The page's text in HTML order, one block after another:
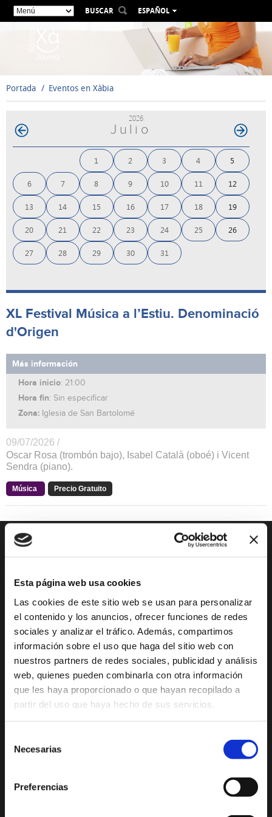
Esta página web usa cookies
Las cookies de este sitio web se usan para personalizar
el contenido y los anuncios, ofrecer funciones de redes
sociales y analizar el tráfico. Además, compartimos
información sobre el uso que haga del sitio web con
nuestros partners de redes sociales, publicidad y análisis
web, quienes pueden combinarla con otra información
que les haya proporcionado o que hayan recopilado a
partir del uso que haya hecho de sus servicios.
Necesarias
Preferencias
BUSCAR
ESPAÑOL
VALENCIÀ
ENGLISH
FRANÇAIS
Portada Eventos en Xàbia
2026
Julio
1 2 3 4 5
6 7 8 9 10 11 12
13 14 15 16 17 18 19
20 21 22 23 24 25 26
27 28 29 30 31
XL Festival Música a l’Estiu. Denominació
d'Origen
Más información
Hora inicio: 21:00
Hora fin: Sin especificar
Zona: Iglesia de San Bartolomé
09/07/2026 /
Oscar Rosa (trombón bajo), Isabel Català (oboé) i Vicent
Sendra (piano).
Música Precio Gratuito
DESCUBRE XÀBIA
Mirador Virtual
Cultura y Patrimonio
Paseo por Xàbia
Histórica
El Port de Xàbia,
Duanes de la Mar
Playa del Arenal
Miradores
GastroXàbia
Tours virtuales Xàbia
QUÉ HACER
Eventos todo el año
Camino del Alba
Actividades
deportivas
Ruta del Arte
Con niños
De compras
Ocio y diversión